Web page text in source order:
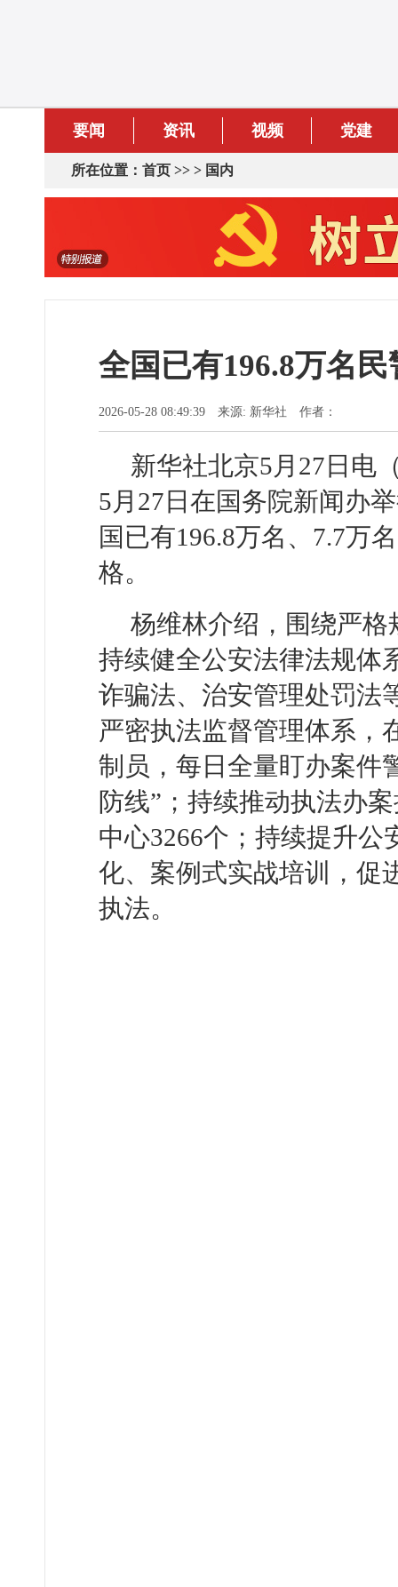
要闻 资讯 视频 党建
所在位置： 首页 >> > 国内
全国已有196.8万名
2026-05-28 08:49:39 来源: 新华社 作者：
新华社北京5月27日电
5月27日在国务院新闻办
国已有196.8万名、7.7万
格。
杨维林介绍，围绕严
持续健全公安法律法规体
诈骗法、治安管理处罚法
严密执法监督管理体系，
制员，每日全量盯办案件
防线”；持续推动执法办
中心3266个；持续提升
化、案例式实战培训，促
执法。